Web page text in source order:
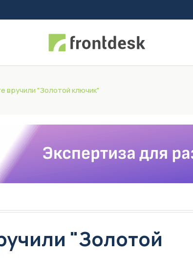
вручили "Золотой ключик"
"Золотой